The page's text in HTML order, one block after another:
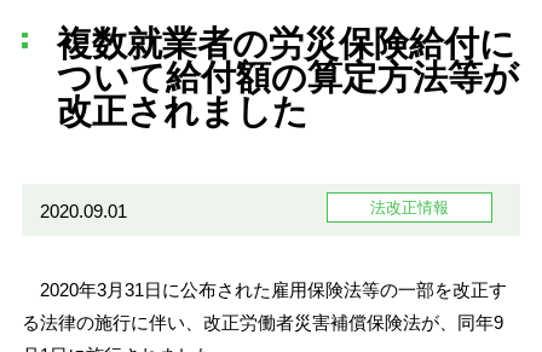
複数就業者の労災保険給付に
ついて給付額の算定方法等が
改正されました
2020.09.01 法改正情報
2020年3月31日に公布された雇用保険法等の一部を改正す
る法律の施行に伴い、改正労働者災害補償保険法が、同年9